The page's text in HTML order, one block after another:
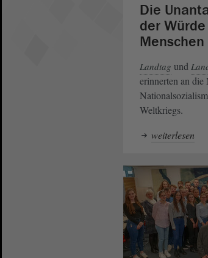
Die
der
Menschen
Landtag und
erinnerten an
Weltkriegs.
weiterlesen